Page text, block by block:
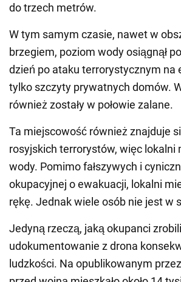
do trzech metrów.
W tym samym czasie, nawet w
brzegiem, poziom wody osiągnął
dzień po ataku terrorystycznym
tylko szczyty prywatnych domów.
również zostały w połowie zalane.
Ta miejscowość również znajduje
rosyjskich terrorystów, więc lokalni
wody. Pomimo fałszywych i
okupacyjnej o ewakuacji, lokalni
rękę. Jednak wiele osób nie jest w
Jedyną rzeczą, jaką okupanci
udokumentowanie z drona
ludzkości. Na opublikowanym